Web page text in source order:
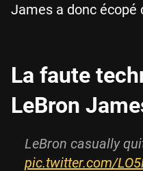
James a donc écopé
La faute
LeBron
LeBron casually
pic.twitter.com/